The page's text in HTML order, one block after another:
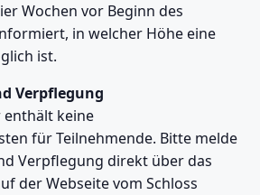
Wochen vor Beginn des
in welcher Höhe eine
ist.
Verpflegung
enthält keine
für Teilnehmende. Bitte melde
Verpflegung direkt über das
der Webseite vom Schloss